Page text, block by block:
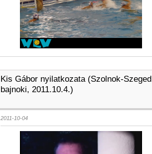
Kis Gábor nyilatkozata (Szolnok-Szeged
bajnoki, 2011.10.4.)
2011-10-04